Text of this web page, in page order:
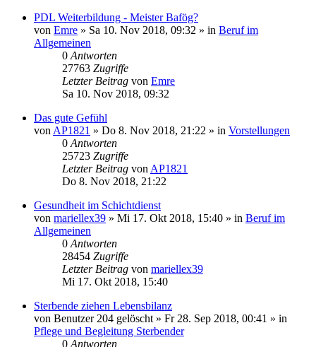
PDL Weiterbildung - Meister Bafög?
von Emre » Sa 10. Nov 2018, 09:32 » in Beruf im
Allgemeinen
0 Antworten
27763 Zugriffe
Letzter Beitrag von Emre
Sa 10. Nov 2018, 09:32
Das gute Gefühl
von AP1821 » Do 8. Nov 2018, 21:22 » in Vorstellungen
0 Antworten
25723 Zugriffe
Letzter Beitrag von AP1821
Do 8. Nov 2018, 21:22
Gesundheit im Schichtdienst
von mariellex39 » Mi 17. Okt 2018, 15:40 » in Beruf im
Allgemeinen
0 Antworten
28454 Zugriffe
Letzter Beitrag von mariellex39
Mi 17. Okt 2018, 15:40
Sterbende ziehen Lebensbilanz
von Benutzer 204 gelöscht » Fr 28. Sep 2018, 00:41 » in
Pflege und Begleitung Sterbender
0 Antworten